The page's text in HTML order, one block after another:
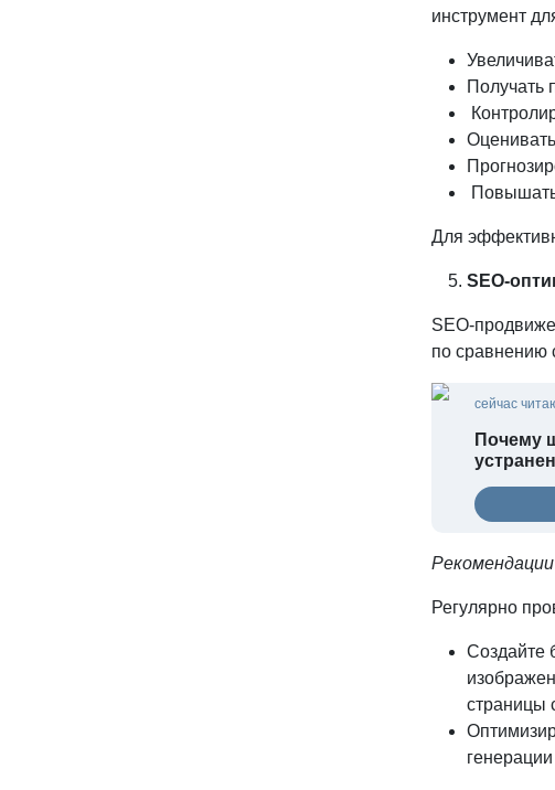
инструмент
Получать
Для
SEO-
SEO-
по сравнению
сейчас
Почему
Регулярно
Создайте
страницы